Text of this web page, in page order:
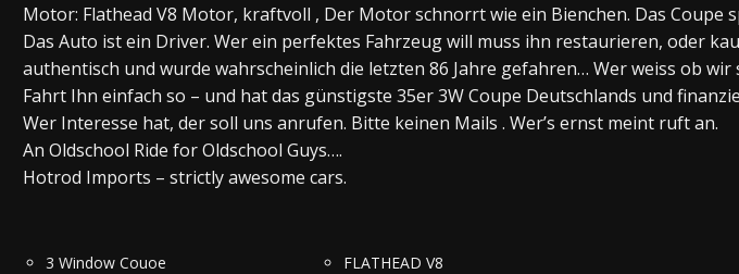
Motor: Flathead V8 Motor, kraftvoll , Der Motor schnorrt wie ein Bienchen. Das Coupe
Das Auto ist ein Driver. Wer ein perfektes Fahrzeug will muss ihn restaurieren, oder
authentisch und wurde wahrscheinlich die letzten 86 Jahre gefahren… Wer weiss ob
Fahrt Ihn einfach so – und hat das günstigste 35er 3W Coupe Deutschlands und
Wer Interesse hat, der soll uns anrufen. Bitte keinen Mails . Wer’s ernst meint ruft an.
An Oldschool Ride for Oldschool Guys….
Hotrod Imports – strictly awesome cars.
3 Window Couoe FLATHEAD V8